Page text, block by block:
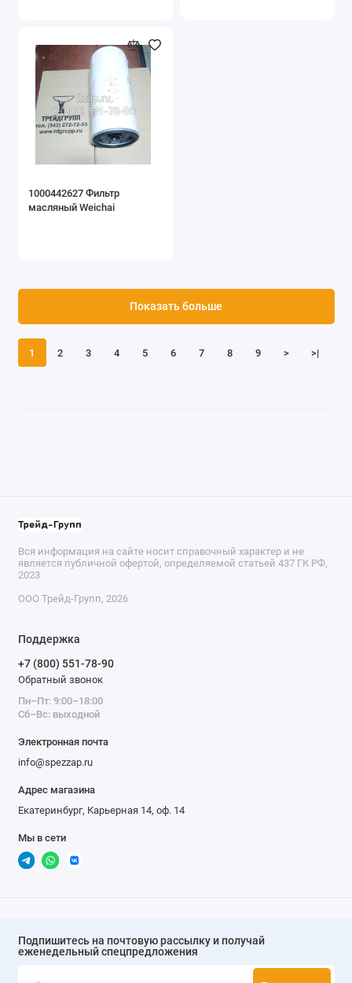
1000442627 Фильтр
масляный Weichai
1 2 3 4 5 6 7 8 9 > >|
Показать больше
Вся информация на сайте носит справочный характер и не
является публичной офертой, определяемой статьей 437 ГК РФ,
2023
ООО Трейд-Групп, 2026
Поддержка
+7 (800) 551-78-90
Обратный звонок
Пн–Пт: 9:00–18:00
Сб–Вс: выходной
Электронная почта
info@spezzap.ru
Адрес магазина
Екатеринбург, Карьерная 14, оф. 14
Мы в сети
Подпишитесь на почтовую рассылку и получай
еженедельный спецпредложения